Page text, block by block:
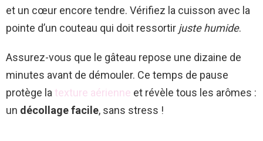
et un cœur encore tendre. Vérifiez la cuisson avec la
pointe d’un couteau qui doit ressortir juste humide.
Assurez-vous que le gâteau repose une dizaine de
minutes avant de démouler. Ce temps de pause
protège la texture aérienne et révèle tous les arômes :
un décollage facile, sans stress !